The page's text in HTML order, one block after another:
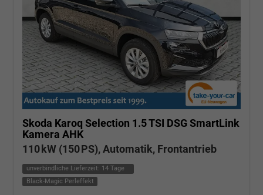
Skoda Karoq Selection 1.5 TSI DSG SmartLink
Kamera AHK
110 kW (150 PS), Automatik, Frontantrieb
unverbindliche Lieferzeit: 14 Tage
Black-Magic Perleffekt